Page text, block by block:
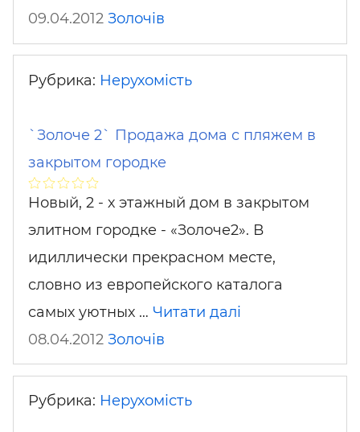
09.04.2012 Золочів
Рубрика: Нерухомість
`Золоче 2` Продажа дома с пляжем в
закрытом городке
Новый, 2 - х этажный дом в закрытом
элитном городке - «Золоче2». В
идиллически прекрасном месте,
словно из европейского каталога
самых уютных … Читати далі
08.04.2012 Золочів
Рубрика: Нерухомість